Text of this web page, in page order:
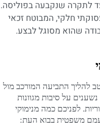
לתקרה שנקבעה בפוליסה.
חלקי, המבוטח זכאי
שהוא מסוגל לבצע.
להליך התביעה המורכב מול
על סיבות מגוונות
לפניכם כמה מנימוקי
עמם משפטית בבוא העת: